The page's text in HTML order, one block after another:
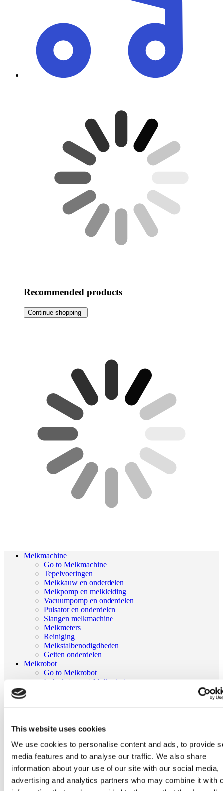
This website uses cookies
We use cookies to personalise content and ads, to provide
media features and to analyse our traffic. We also share
information about your use of our site with our social media,
advertising and analytics partners who may combine it with
Recommended products
Continue shopping
Melkmachine
Go to Melkmachine
Tepelvoeringen
Melkkauw en onderdelen
Melkpomp en melkleiding
Vacuumpomp en onderdelen
Pulsator en onderdelen
Slangen melkmachine
Melkmeters
Reiniging
Melkstalbenodigdheden
Geiten onderdelen
Melkrobot
Go to Melkrobot
Lely Astronaut Melkrobot
Stal benodigdheden
Koeborstel
Ambic onderdelen
stalartikelen
Skelex